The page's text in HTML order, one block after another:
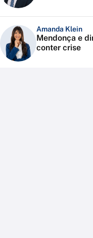
Amanda Klein
Mendonça e
conter crise